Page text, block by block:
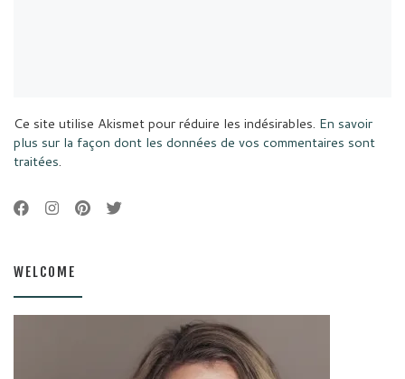
Ce site utilise Akismet pour réduire les indésirables. En savoir
plus sur la façon dont les données de vos commentaires sont
traitées.
WELCOME